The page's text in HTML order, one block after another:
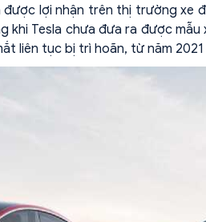
được lợi nhận trên thị trường xe
khi Tesla chưa đưa ra được
liên tục bị trì hoãn, từ năm 2021